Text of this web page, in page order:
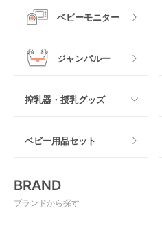
ベビーベッドその他
抱っこ紐その他
すべて
ベビーモニター
ジャンパルー
搾乳器・授乳グッズ
授乳グッズ・ママ用品
ベビー用品セット
BRAND
ブランドから探す